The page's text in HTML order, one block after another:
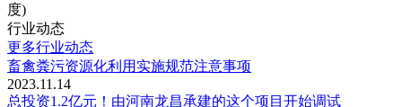
度)
行业动态
更多行业动态
畜禽粪污资源化利用实施规范注意事项
2023.11.14
总投资1.2亿元！由河南龙昌承建的这个项目开始调试